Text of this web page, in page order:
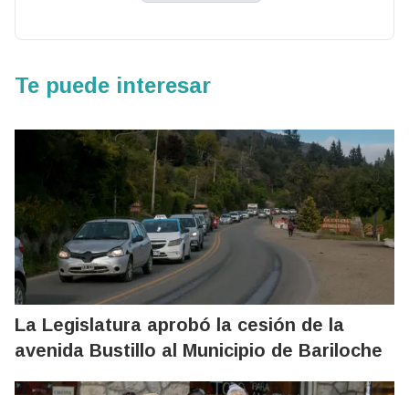
Te puede interesar
La Legislatura aprobó la cesión de la
avenida Bustillo al Municipio de Bariloche